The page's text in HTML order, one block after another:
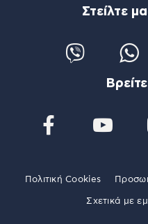
Στείλτε
Πολιτική Cookies
Σχετικά με